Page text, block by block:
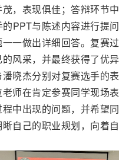
，表现俱佳；答辩环节
PPT与陈述内容进行提
一做出详细回答。复赛
风采，并最终获得了优
晓杰分别对复赛选手的
师在肯定参赛同学现场
中出现的问题，并希望
自己的职业规划，向着